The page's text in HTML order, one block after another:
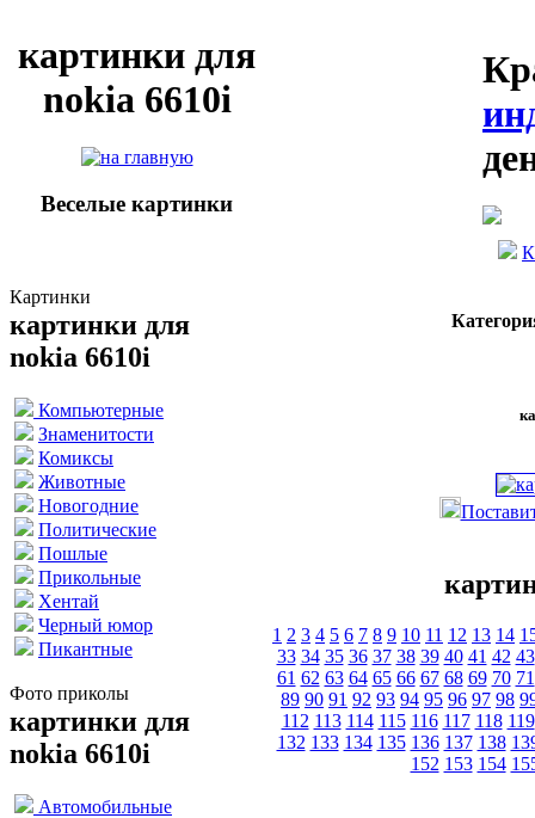
картинки для
nokia 6610i
Веселые картинки
Картинки
картинки для
nokia 6610i
Компьютерные
Знаменитости
Комиксы
Животные
Новогодние
Политические
Пошлые
Прикольные
Хентай
Черный юмор
Пикантные
Фото приколы
картинки для
nokia 6610i
Автомобильные
1 2 3 4 5 6 7 8 9 10 11 12 13 14
33 34 35 36 37 38 39 40 41 42 43
61 62 63 64 65 66 67 68 69 70 71
89 90 91 92 93 94 95 96 97 98
112 113 114 115 116 117 118 119
132 133 134 135 136 137 138
152 153 154